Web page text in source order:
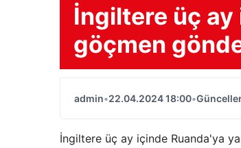
İngiltere üç
göçmen
admin•22.04.2024 18:00•
İngiltere üç ay içinde Ruanda'ya